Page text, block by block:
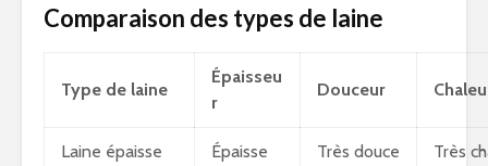
Comparaison des types de laine
Type de laine
Épaisseu
r
Douceur
Laine épaisse Épaisse Très douce Très